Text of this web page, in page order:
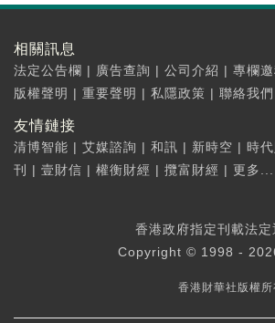
相關訊息
法定公告欄 | 廣告查詢 | 公司介紹 | 專欄
版權聲明 | 重要聲明 | 私隱政策 | 聯絡我們
友情鏈接
清博智能 | 艾媒諮詢 | 和訊 | 新時空 | 時
刊
| 壹財信 | 權衡財經 | 攬富財經 | 更多...
香港政府指定刊載法
Copyright © 1998 -
香港財華社版權所